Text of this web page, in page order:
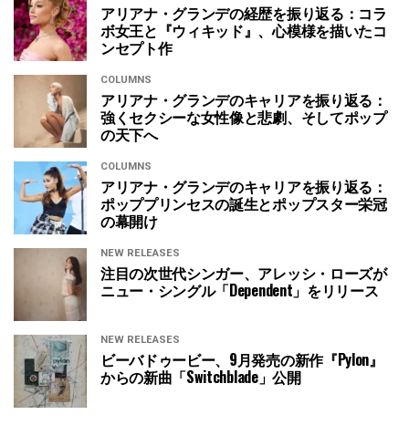
アリアナ・グランデの経歴を振り返る：コラ
ボ女王と『ウィキッド』、心模様を描いたコ
ンセプト作
COLUMNS
アリアナ・グランデのキャリアを振り返る：
強くセクシーな女性像と悲劇、そしてポップ
の天下へ
COLUMNS
アリアナ・グランデのキャリアを振り返る：
ポッププリンセスの誕生とポップスター栄冠
の幕開け
NEW RELEASES
注目の次世代シンガー、アレッシ・ローズが
ニュー・シングル「Dependent」をリリース
NEW RELEASES
ビーバドゥービー、9月発売の新作『Pylon』
からの新曲「Switchblade」公開